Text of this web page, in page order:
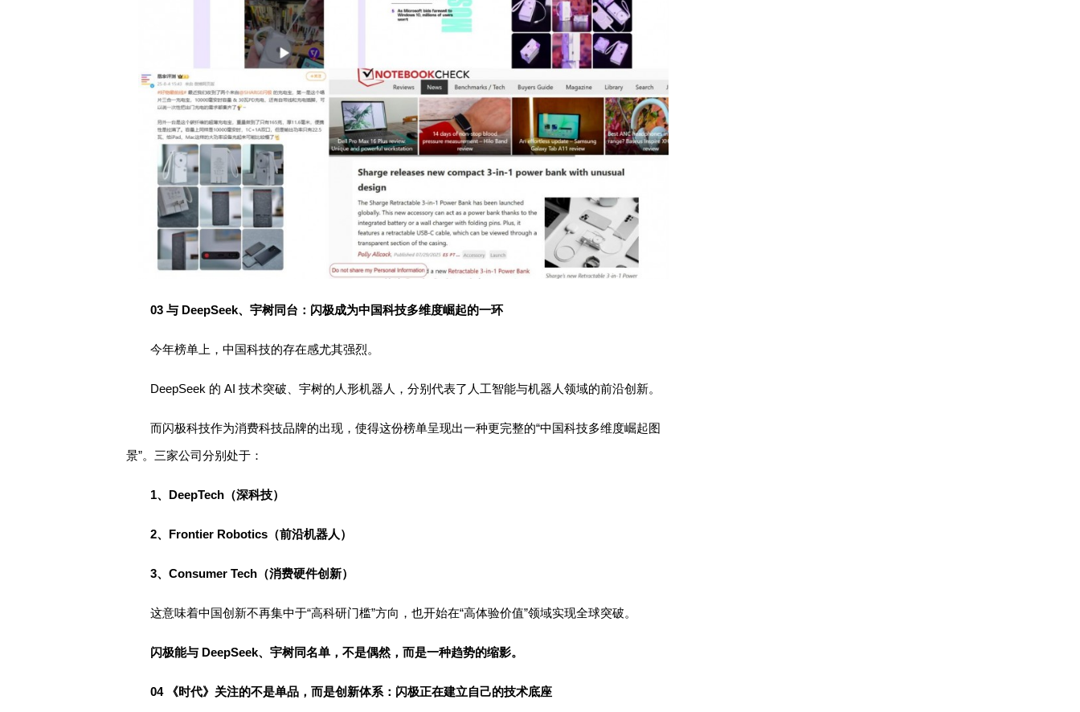
03 与 DeepSeek、宇树同台：闪极成为中国科技多维度崛起的一环
今年榜单上，中国科技的存在感尤其强烈。
DeepSeek 的 AI 技术突破、宇树的人形机器人，分别代表了人工智能与机器人领域的前沿创新。
而闪极科技作为消费科技品牌的出现，使得这份榜单呈现出一种更完整的“中国科技多维度崛起图
景”。三家公司分别处于：
1、DeepTech（深科技）
2、 Frontier Robotics（前沿机器人）
3、Consumer Tech（消费硬件创新）
这意味着中国创新不再集中于“高科研门槛”方向，也开始在“高体验价值”领域实现全球突破。
闪极能与 DeepSeek、宇树同名单，不是偶然，而是一种趋势的缩影。
04 《时代》关注的不是单品，而是创新体系：闪极正在建立自己的技术底座